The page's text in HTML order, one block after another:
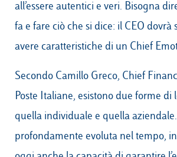
all’essere autentici e veri. Bisogna
fa e fare ciò che si dice: il CEO dovrà
avere caratteristiche di un Chief
Secondo Camillo Greco, Chief
Poste Italiane, esistono due forme di
quella individuale e quella
profondamente evoluta nel tempo,